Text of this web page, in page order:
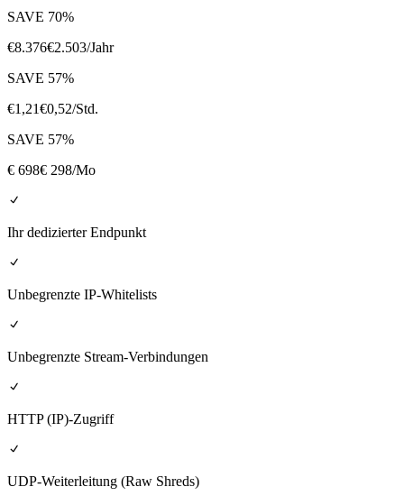
SAVE 70%
€8.376€2.503/Jahr
SAVE 57%
€1,21€0,52/Std.
SAVE 57%
€ 698€ 298/Mo
Ihr dedizierter Endpunkt
Unbegrenzte IP-Whitelists
Unbegrenzte Stream-Verbindungen
HTTP (IP)-Zugriff
UDP-Weiterleitung (Raw Shreds)